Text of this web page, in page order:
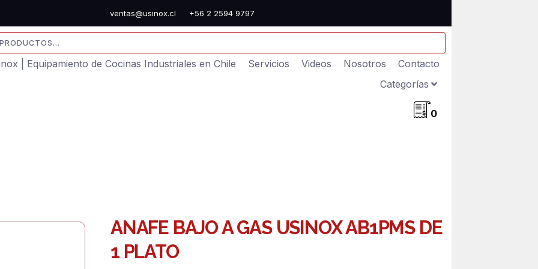
ventas@usinox.cl +56 2 2594 9797
| Equipamiento de Cocinas Industriales en Chile Servicios Videos Nosotros
Contacto
Categorías
0
ANAFE BAJO A GAS USINOX AB1PMS DE
1 PLATO